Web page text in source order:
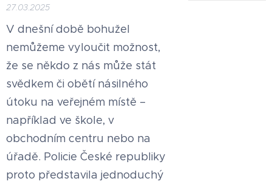
27.03.2025
V dnešní době bohužel
nemůžeme vyloučit možnost,
že se někdo z nás může stát
svědkem či obětí násilného
útoku na veřejném místě –
například ve škole, v
obchodním centru nebo na
úřadě. Policie České republiky
proto představila jednoduchý